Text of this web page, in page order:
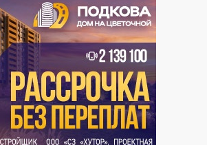
исцелять
2026 (текущая)
Премия 2025